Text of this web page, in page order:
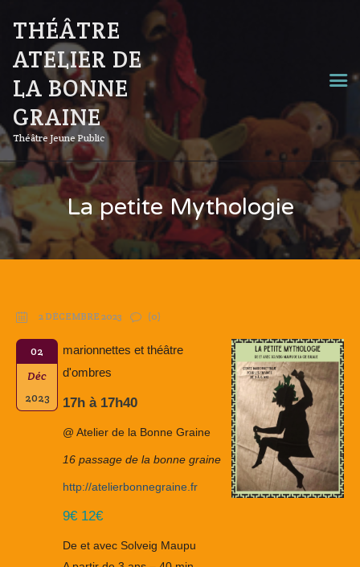
THÉÂTRE
ATELIER DE
LA BONNE
GRAINE
Théâtre Jeune Public
La petite Mythologie
2 DÉCEMBRE 2023 (0)
02
Déc
2023
marionnettes et théâtre
d'ombres
17h à 17h40
@ Atelier de la Bonne Graine
16 passage de la bonne graine
http://atelierbonnegraine.fr
9€ 12€
De et avec Solveig Maupu